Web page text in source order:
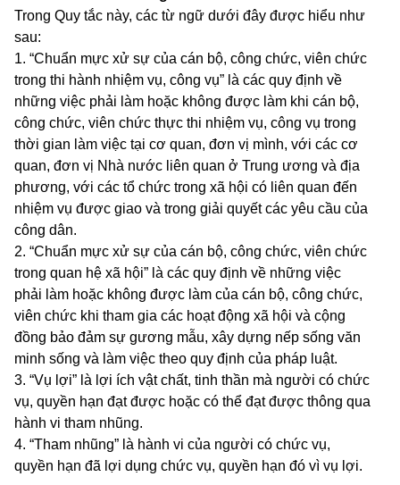
Trong Quy tắc này, các từ ngữ dưới đây được hiểu như
sau:
1. “Chuẩn mực xử sự của cán bộ, công chức, viên chức
trong thi hành nhiệm vụ, công vụ” là các quy định về
những việc phải làm hoặc không được làm khi cán bộ,
công chức, viên chức thực thi nhiệm vụ, công vụ trong
thời gian làm việc tại cơ quan, đơn vị mình, với các cơ
quan, đơn vị Nhà nước liên quan ở Trung ương và địa
phương, với các tổ chức trong xã hội có liên quan đến
nhiệm vụ được giao và trong giải quyết các yêu cầu của
công dân.
2. “Chuẩn mực xử sự của cán bộ, công chức, viên chức
trong quan hệ xã hội” là các quy định về những việc
phải làm hoặc không được làm của cán bộ, công chức,
viên chức khi tham gia các hoạt động xã hội và cộng
đồng bảo đảm sự gương mẫu, xây dựng nếp sống văn
minh sống và làm việc theo quy định của pháp luật.
3. “Vụ lợi” là lợi ích vật chất, tinh thần mà người có chức
vụ, quyền hạn đạt được hoặc có thể đạt được thông qua
hành vi tham nhũng.
4. “Tham nhũng” là hành vi của người có chức vụ,
quyền hạn đã lợi dụng chức vụ, quyền hạn đó vì vụ lợi.